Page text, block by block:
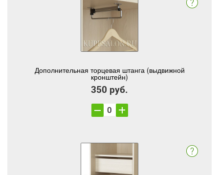
Дополнительная торцевая штанга (выдвижной
кронштейн)
350 руб.